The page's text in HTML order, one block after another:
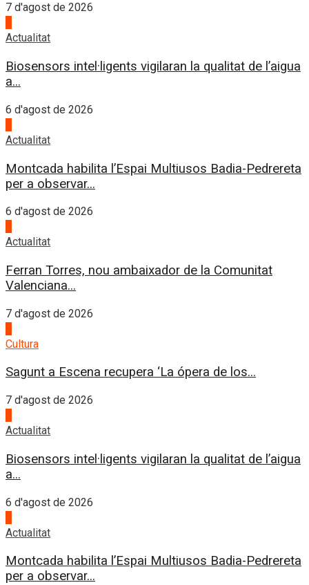
7 d'agost de 2026
Actualitat
Biosensors intel·ligents vigilaran la qualitat de l’aigua
a...
6 d'agost de 2026
Actualitat
Montcada habilita l’Espai Multiusos Badia-Pedrereta
per a observar...
6 d'agost de 2026
Actualitat
Ferran Torres, nou ambaixador de la Comunitat
Valenciana...
7 d'agost de 2026
Cultura
Sagunt a Escena recupera ‘La ópera de los...
7 d'agost de 2026
Actualitat
Biosensors intel·ligents vigilaran la qualitat de l’aigua
a...
6 d'agost de 2026
Actualitat
Montcada habilita l’Espai Multiusos Badia-Pedrereta
per a observar...